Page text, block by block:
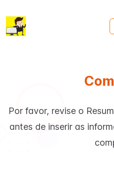
Por favor, revise o
antes de inserir as